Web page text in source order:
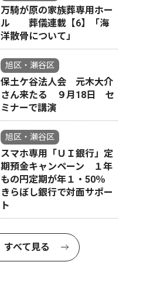
万騎が原の家族葬専用ホー
ル 葬儀連載【6】「海
洋散骨について」
旭区・瀬谷区
保土ケ谷法人会 元木大介
さん来たる ９月18日 セ
ミナーで講演
旭区・瀬谷区
スマホ専用「ＵＩ銀行」定
期預金キャンペーン １年
もの円定期が年１・50％
きらぼし銀行で対面サポー
ト
すべて見る